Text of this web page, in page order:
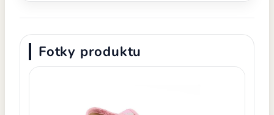
Fotky produktu